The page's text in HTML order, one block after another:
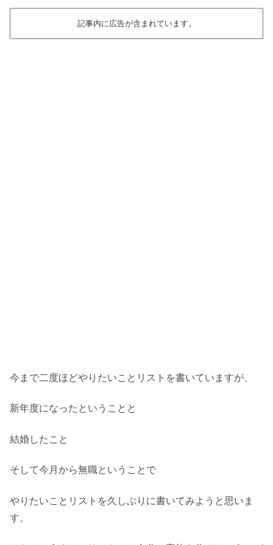
記事内に広告が含まれています。
今まで二度ほどやりたいことリストを書いていますが、
新年度になったということと
結婚したこと
そして今月から無職ということで
やりたいことリストを久しぶりに書いてみようと思いま
す。